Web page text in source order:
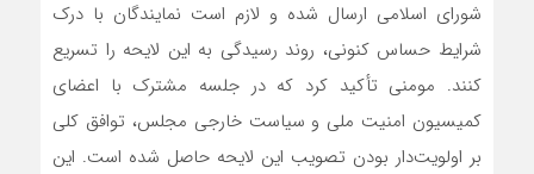
شورای اسلامی ارسال شده و لازم است نمایندگان با درک
شرایط حساس کنونی، روند رسیدگی به این لایحه را تسریع
کنند. مومنی تأکید کرد که در جلسه مشترک با اعضای
کمیسیون امنیت ملی و سیاست خارجی مجلس، توافق کلی
بر اولویت‌دار بودن تصویب این لایحه حاصل شده است. این